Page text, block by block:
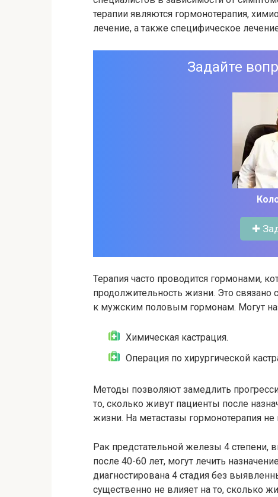
терапии являются гормонотерапия,
лечение, а также специфическое
Задайте
✚
Терапия часто проводится гормонами,
продолжительность жизни. Это связано
к мужским половым гормонам. Могут
Химическая кастрация.
Операция по хирургической
Методы позволяют замедлить
то, сколько живут пациенты после
жизни. На метастазы гормонотерапия не
Рак предстательной железы 4
после 40-60 лет, могут лечить
диагностирована 4 стадия без
существенно не влияет на то, сколько